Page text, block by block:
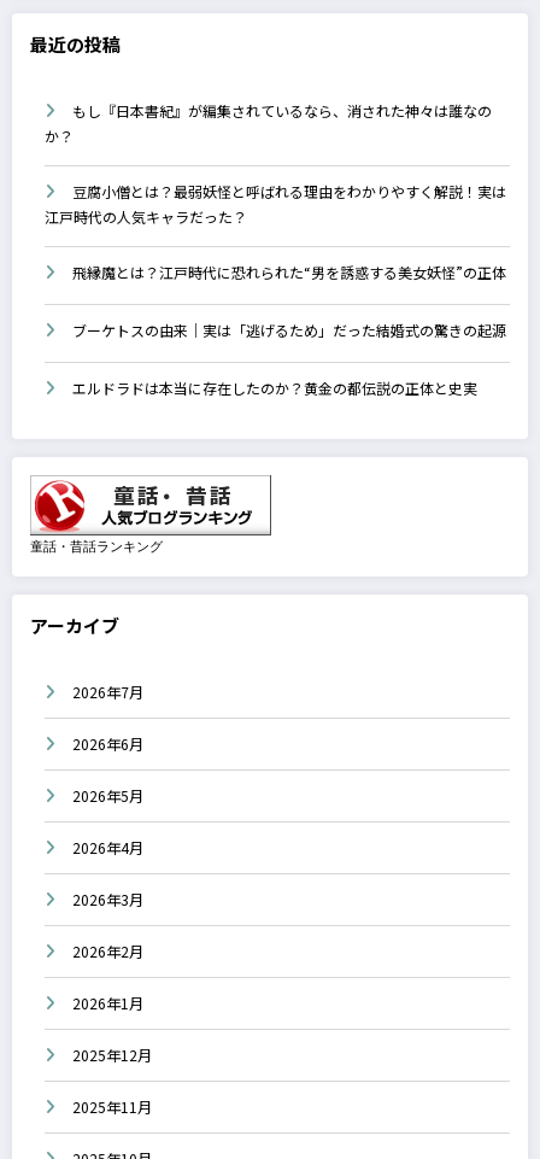
最近の投稿
もし『日本書紀』が編集されているなら、消された神々は誰なの
か？
豆腐小僧とは？最弱妖怪と呼ばれる理由をわかりやすく解説！実は
江戸時代の人気キャラだった？
飛縁魔とは？江戸時代に恐れられた“男を誘惑する美女妖怪”の正体
ブーケトスの由来｜実は「逃げるため」だった結婚式の驚きの起源
エルドラドは本当に存在したのか？黄金の都伝説の正体と史実
童話・昔話ランキング
アーカイブ
2026年7月
2026年6月
2026年5月
2026年4月
2026年3月
2026年2月
2026年1月
2025年12月
2025年11月